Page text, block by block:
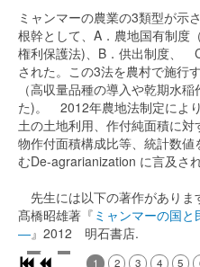
ミャンマーの農業の3類型が示
根幹として、A．農地国有制度
権利保護法)、B．供出制度、
された。この3法を農村で施行
（高収量品種の導入や乾期水
た)。 2012年農地法制定によ
土の土地利用、作付純面積に
物作付面積構成比等、統計数
むDe-agrarianization に言及され
先生には以下の著作がありま
髙橋昭雄著『 ミャンマーの国
―』2012 明石書店.
1 2 3 4 5